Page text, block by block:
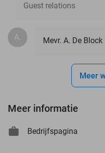
Guest relations
A. Mevr. A. De Block
Meer
Meer informatie
Bedrijfspagina